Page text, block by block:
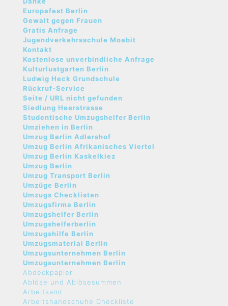
Europafest Berlin
Gewalt gegen Frauen
Gratis Anfrage
Jugendverkehrsschule Moabit
Kontakt
Kostenlose unverbindliche Anfrage
Kulturlustgarten Berlin
Ludwig Heck Grundschule
Rückruf-Service
Seite / URL nicht gefunden
Siedlung Heerstrasse
Studentische Umzugshelfer Berlin
Umziehen in Berlin
Umzug Berlin Adlershof
Umzug Berlin Afrikanisches Viertel
Umzug Berlin Kaskelkiez
Umzug Berlin
Umzug Transport Berlin
Umzüge Berlin
Umzugs Checklisten
Umzugsfirma Berlin
Umzugshelfer Berlin
Umzugshelferberlin
Umzugshilfe Berlin
Umzugsmaterial Berlin
Umzugsunternehmen Berlin
Umzugsunternehmen Berlin
Abdeckpapier
Ablöse und Ablösesummen
Arbeitsamt
Arbeitshandschuhe Checkliste